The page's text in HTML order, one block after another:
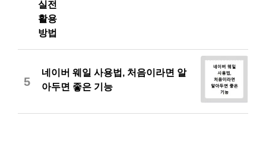
실전
활용
방법
5
네이버 웨일 사용법, 처음이라면 알
아두면 좋은 기능